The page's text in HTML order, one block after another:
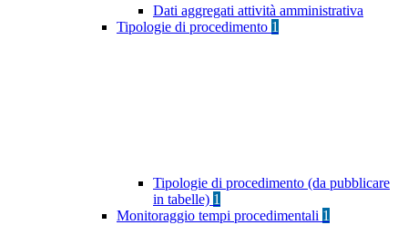
Dati aggregati attività amministrativa
Tipologie di procedimento 1
Tipologie di procedimento (da pubblicare
in tabelle) 1
Monitoraggio tempi procedimentali 1